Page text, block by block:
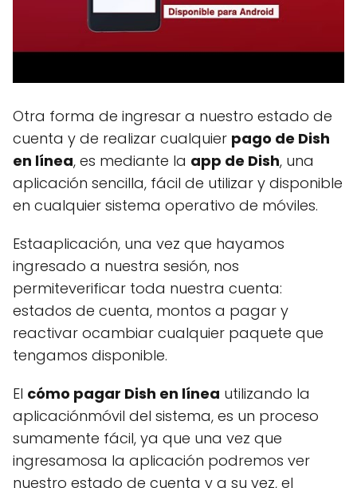
Otra forma de ingresar a nuestro estado de
cuenta y de realizar cualquier pago de Dish
en línea, es mediante la app de Dish, una
aplicación sencilla, fácil de utilizar y disponible
en cualquier sistema operativo de móviles.
Estaaplicación, una vez que hayamos
ingresado a nuestra sesión, nos
permiteverificar toda nuestra cuenta:
estados de cuenta, montos a pagar y
reactivar ocambiar cualquier paquete que
tengamos disponible.
El cómo pagar Dish en línea utilizando la
aplicaciónmóvil del sistema, es un proceso
sumamente fácil, ya que una vez que
ingresamosa la aplicación podremos ver
nuestro estado de cuenta y a su vez, el